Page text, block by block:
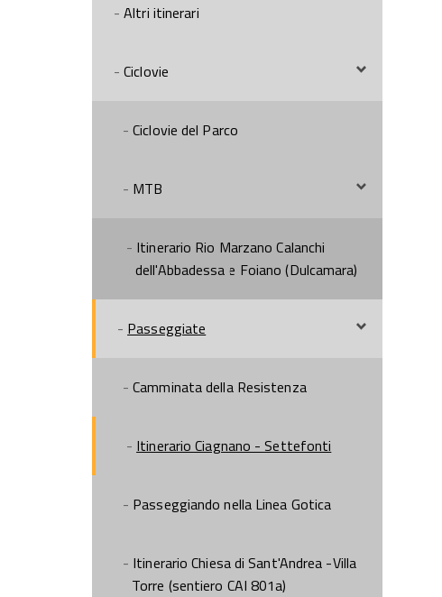
Altri itinerari
Ciclovie
Ciclovie del Parco
MTB
Itinerario Rio Marzano Calanchi
dell'Abbadessa e Foiano (Dulcamara)
Passeggiate
Camminata della Resistenza
Itinerario Ciagnano - Settefonti
Passeggiando nella Linea Gotica
Itinerario Chiesa di Sant'Andrea -Villa
Torre (sentiero CAI 801a)